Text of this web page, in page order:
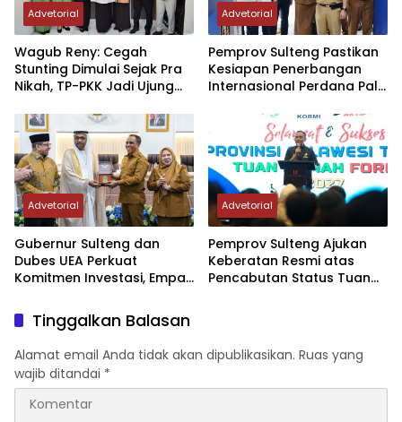
Advetorial
Wagub Reny: Cegah
Stunting Dimulai Sejak Pra
Nikah, TP-PKK Jadi Ujung
Advetorial
Pemprov Sulteng Pastikan
Kesiapan Penerbangan
Internasional Perdana Palu
Advetorial
Gubernur Sulteng dan
Dubes UEA Perkuat
Komitmen Investasi, Empat
Advetorial
Pemprov Sulteng Ajukan
Keberatan Resmi atas
Pencabutan Status Tuan
Tinggalkan Balasan
Alamat email Anda tidak akan dipublikasikan. Ruas yang
wajib ditandai *